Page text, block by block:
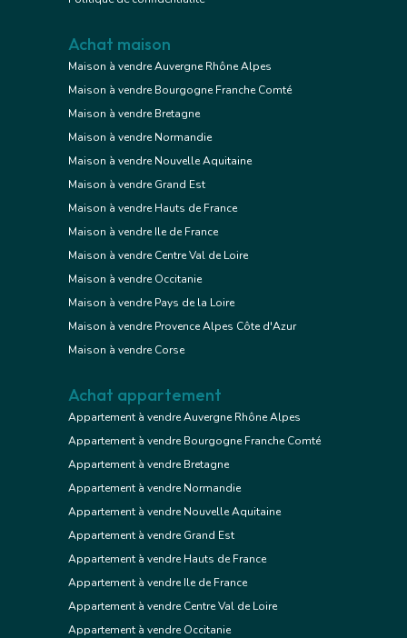
Achat maison
Maison à vendre Auvergne Rhône Alpes
Maison à vendre Bourgogne Franche Comté
Maison à vendre Bretagne
Maison à vendre Normandie
Maison à vendre Nouvelle Aquitaine
Maison à vendre Grand Est
Maison à vendre Hauts de France
Maison à vendre Ile de France
Maison à vendre Centre Val de Loire
Maison à vendre Occitanie
Maison à vendre Pays de la Loire
Maison à vendre Provence Alpes Côte d'Azur
Maison à vendre Corse
Achat appartement
Appartement à vendre Auvergne Rhône Alpes
Appartement à vendre Bourgogne Franche Comté
Appartement à vendre Bretagne
Appartement à vendre Normandie
Appartement à vendre Nouvelle Aquitaine
Appartement à vendre Grand Est
Appartement à vendre Hauts de France
Appartement à vendre Ile de France
Appartement à vendre Centre Val de Loire
Appartement à vendre Occitanie